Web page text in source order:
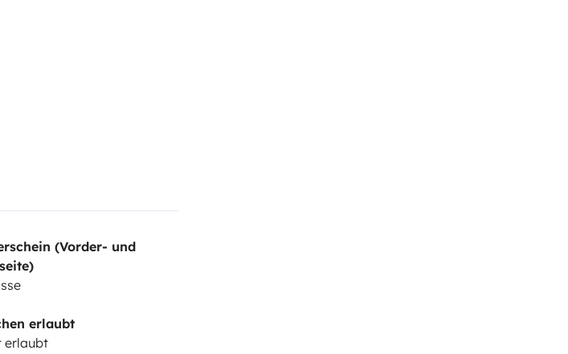
(Vorder- und
erlaubt
erlaubt